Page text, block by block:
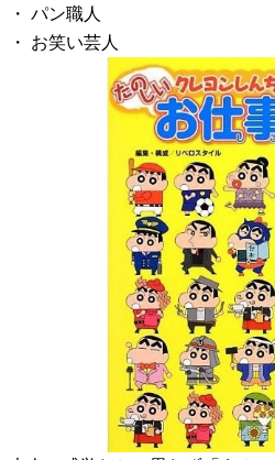
・ パン職人
・ お笑い芸人